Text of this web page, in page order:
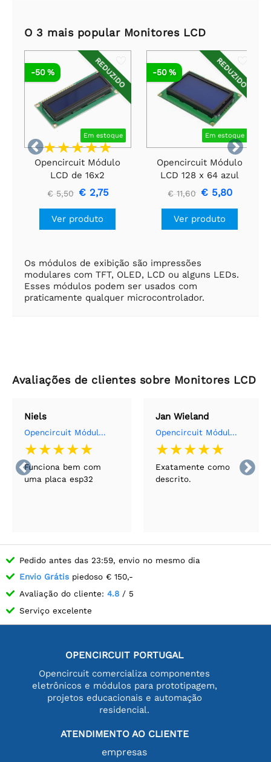
O 3 mais popular Monitores LCD


REDUZIDO
Em estoque
-50 %
Opencircuit Módulo
LCD de 16x2
caracteres azul 3,3V
€ 5,50 € 2,75
Ver produto
REDUZIDO
Em estoque
-50 %
Opencircuit Módulo
LCD 128 x 64 azul
€ 11,60 € 5,80
Ver produto
Os módulos de exibição são impressões
modulares com TFT, OLED, LCD ou alguns LEDs.
Esses módulos podem ser usados com
praticamente qualquer microcontrolador.
Avaliações de clientes sobre Monitores LCD


Niels
Opencircuit Módulo LCD de 16x2 caracteres azul 3,3V
Funciona bem com
uma placa esp32
Jan Wieland
Opencircuit Módulo de interface LCD I2C
Exatamente como
descrito.
Pedido antes das 23:59, envio no mesmo dia
Envio Grátis piedoso € 150,-
Avaliação do cliente: 4.8 / 5
Serviço excelente
OPENCIRCUIT PORTUGAL
Opencircuit comercializa componentes
eletrônicos e módulos para prototipagem,
projetos educacionais e automação
residencial.
ATENDIMENTO AO CLIENTE
empresas